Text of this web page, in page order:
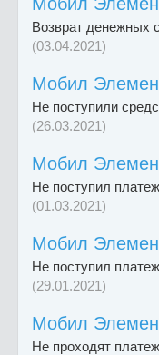
Возврат денежных
(03.04.2021)
Мобил
Не поступили
(26.03.2021)
Мобил
Не поступил
(01.03.2021)
Мобил
Не поступил
(29.01.2021)
Мобил
Не проходят